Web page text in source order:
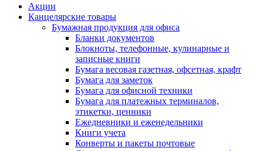
Акции
Канцелярские товары
Бумажная продукция для офиса
Бланки документов
Блокноты, телефонные, кулинарные и
записные книги
Бумага весовая газетная, офсетная, крафт
Бумага для заметок
Бумага для офисной техники
Бумага для платежных терминалов,
этикетки, ценники
Ежедневники и еженедельники
Книги учета
Конверты и пакеты почтовые